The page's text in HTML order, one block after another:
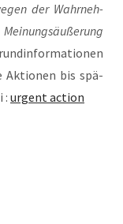
der Wahr­neh­
Aktio­nen bis spä­
:urgent action